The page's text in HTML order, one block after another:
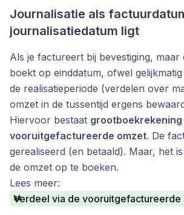
Journalisatie als
journalisatiedatum ligt
Als je factureert bij bevestiging,
boekt op einddatum, ofwel
de realisatieperiode (verdelen over
omzet in de tussentijd ergens
Hiervoor bestaat grootboekrekening
vooruitgefactureerde omzet. De
gerealiseerd (en betaald). Maar, het
de omzet op te boeken.
Lees meer:
Verdeel via de vooruitgefactureerde